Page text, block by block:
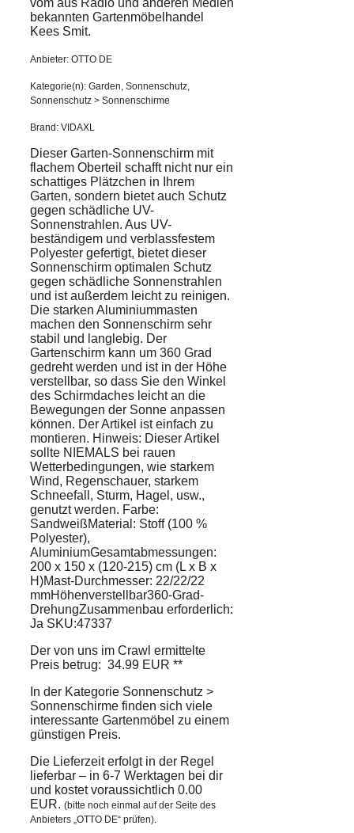
bekannten Gartenmöbelhandel
Kees Smit.
Anbieter: OTTO DE
Kategorie(n): Garden, Sonnenschutz,
Sonnenschutz > Sonnenschirme
Brand: VIDAXL
Dieser Garten-Sonnenschirm mit
flachem Oberteil schafft nicht nur ein
schattiges Plätzchen in Ihrem
Garten, sondern bietet auch Schutz
gegen schädliche UV-
Sonnenstrahlen. Aus UV-
beständigem und verblassfestem
Polyester gefertigt, bietet dieser
Sonnenschirm optimalen Schutz
gegen schädliche Sonnenstrahlen
und ist außerdem leicht zu reinigen.
Die starken Aluminiummasten
machen den Sonnenschirm sehr
stabil und langlebig. Der
Gartenschirm kann um 360 Grad
gedreht werden und ist in der Höhe
verstellbar, so dass Sie den Winkel
des Schirmdaches leicht an die
Bewegungen der Sonne anpassen
können. Der Artikel ist einfach zu
montieren. Hinweis: Dieser Artikel
sollte NIEMALS bei rauen
Wetterbedingungen, wie starkem
Wind, Regenschauer, starkem
Schneefall, Sturm, Hagel, usw.,
genutzt werden. Farbe:
SandweißMaterial: Stoff (100 %
Polyester),
AluminiumGesamtabmessungen:
200 x 150 x (120-215) cm (L x B x
H)Mast-Durchmesser: 22/22/22
mmHöhenverstellbar360-Grad-
DrehungZusammenbau erforderlich:
Ja SKU:47337
Der von uns im Crawl ermittelte
Preis betrug: 34.99 EUR **
In der Kategorie Sonnenschutz >
Sonnenschirme finden sich viele
interessante Gartenmöbel zu einem
günstigen Preis.
Die Lieferzeit erfolgt in der Regel
lieferbar – in 6-7 Werktagen bei dir
und kostet voraussichtlich 0.00
EUR. (bitte noch einmal auf der Seite des
Anbieters „OTTO DE“ prüfen).